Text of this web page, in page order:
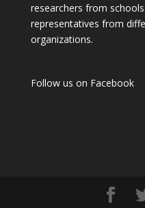
researchers from
representatives from
organizations.
Follow us on Facebook